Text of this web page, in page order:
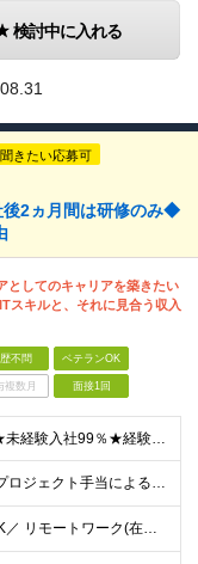
検討中に入れる
きたい応募可
2ヵ月間は研修のみ◆
としてのキャリアを築きたい
スキルと、それに見合う収入
不問 ベテランOK
複数月 面接1回
★未経験・第二新卒OK★未経験入社99％★経験が浅めの方も歓迎します ■前職不問 ■学歴不問 ★経験者も同時募集中です！ 開発工程不問！幅広い年齢・スキル・工程のエンジニアが活躍中です ≪志望動
＼基本給の昇給年2回＆プロジェクト手当による昇給年12回！！／ 【経験者の場合】 月給33万円～70万円＋プロジェクト手当＋資格手当 ★スキルや経験を考慮の上、優遇します ★上記給与には固定残業代
＼全国から在宅ワークOK／ リモートワーク(在宅勤務)or東京23区、大阪のお客様先での勤務 ★転勤はありません ★希望を考慮の上配属先を決定します ★リモートワーク率5割強 ★フルリモートの場合は